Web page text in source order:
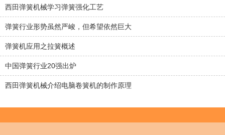
西田弹簧机械学习弹簧强化工艺
弹簧行业形势虽然严峻，但希望依然巨大
弹簧机应用之拉簧概述
中国弹簧行业20强出炉
西田弹簧机械介绍电脑卷簧机的制作原理